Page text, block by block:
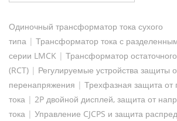
Одиночный трансформатор тока сухого
типа | Трансформатор тока с
серии LMCK | Трансформатор
(RCT) | Регулируемые устройства защиты
перенапряжения | Трехфазная защита от
тока | 2P двойной дисплей, защита от
тока | Управление CJCPS и защита